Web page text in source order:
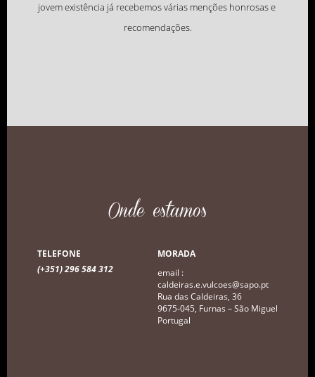
jovem existência já recebemos várias menções honrosas e
recomendações.
Onde estamos
TELEFONE
(+351) 296 584 312
MORADA
email :
caldeiras.e.vulcoes@sapo.pt
Rua das Caldeiras, 36
9675-045, Furnas – São Miguel
Portugal